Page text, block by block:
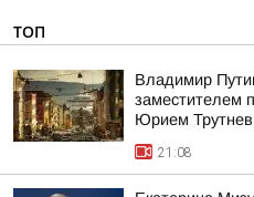
ТОП
Владимир
заместителем
Юрием
21:08